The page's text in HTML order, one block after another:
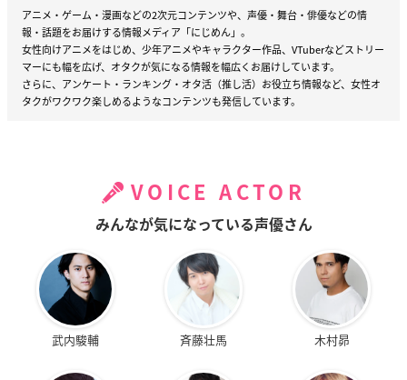
アニメ・ゲーム・漫画などの2次元コンテンツや、声優・舞台・俳優などの情
報・話題をお届けする情報メディア「にじめん」。
女性向けアニメをはじめ、少年アニメやキャラクター作品、VTuberなどストリー
マーにも幅を広げ、オタクが気になる情報を幅広くお届けしています。
さらに、アンケート・ランキング・オタ活（推し活）お役立ち情報など、女性オ
タクがワクワク楽しめるようなコンテンツも発信しています。
VOICE ACTOR
みんなが気になっている声優さん
武内駿輔 斉藤壮馬 木村昴